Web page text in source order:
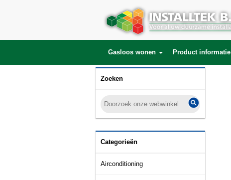
Gasloos wonen Product informatie
Zoeken
Categorieën
Airconditioning